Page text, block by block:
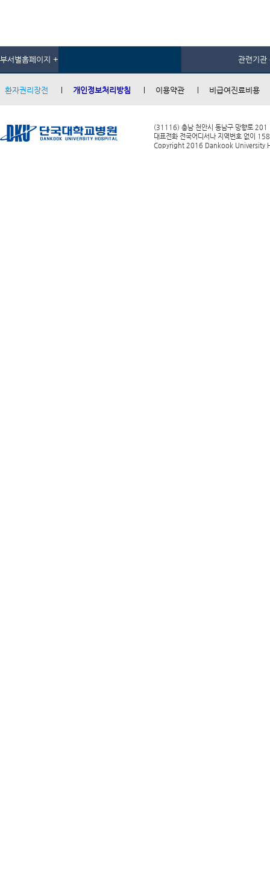
부서별홈페이지 + 관련기관
환자권리장전 개인정보처리방침 이용약관 비급여진료비용
(31116) 충남 천안시 동남구 망향로 201
대표전화 전국어디서나 지역번호 없이
Copyright 2016 Dankook University